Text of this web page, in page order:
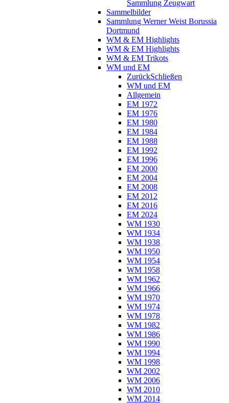
Sammlung Zeugwart
Sammelbilder
Sammlung Werner Weist Borussia
Dortmund
WM & EM Highlights
WM & EM Highlights
WM & EM Trikots
WM und EM
ZurückSchließen
WM und EM
Allgemein
EM 1972
EM 1976
EM 1980
EM 1984
EM 1988
EM 1992
EM 1996
EM 2000
EM 2004
EM 2008
EM 2012
EM 2016
EM 2024
WM 1930
WM 1934
WM 1938
WM 1950
WM 1954
WM 1958
WM 1962
WM 1966
WM 1970
WM 1974
WM 1978
WM 1982
WM 1986
WM 1990
WM 1994
WM 1998
WM 2002
WM 2006
WM 2010
WM 2014